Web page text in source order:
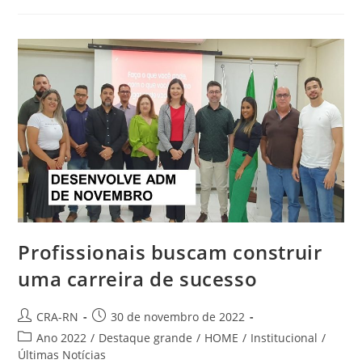
De
Administração
Profissionais buscam construir
uma carreira de sucesso
Autor
do
post:
CRA-RN
Post
publicado:
30 de novembro de 2022
Categoria
do
Ano 2022 / Destaque grande / HOME / Institucional /
Últimas Notícias